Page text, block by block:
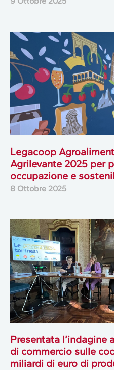
Legacoop
Agrilevante 2025 per
occupazione e
8 Ottobre 2025
Presentata l’indagine
di commercio sulle
miliardi di euro di